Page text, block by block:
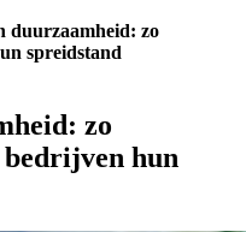
duurzaamheid: zo
spreidstand
zo
bedrijven hun